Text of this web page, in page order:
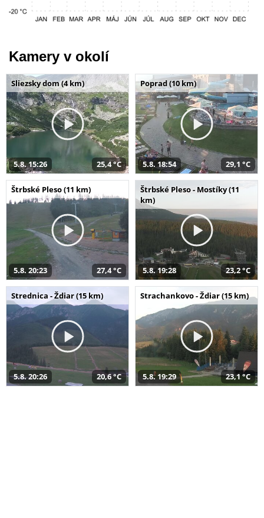
Kamery v okolí
Sliezsky dom (4 km)
5.8. 15:26 25,4 °C
Poprad (10 km)
5.8. 18:54 29,1 °C
Štrbské Pleso (11 km)
5.8. 20:23 27,4 °C
Štrbské Pleso - Mostíky (11
km)
5.8. 19:28 23,2 °C
Strednica - Ždiar (15 km)
5.8. 20:26 20,6 °C
Strachankovo - Ždiar (15 km)
5.8. 19:29 23,1 °C